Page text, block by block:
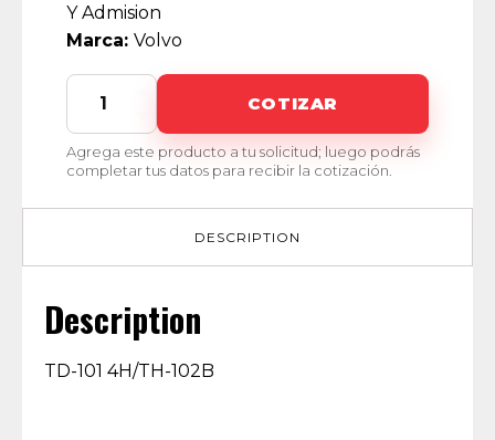
Y Admision
Marca: Volvo
276053-
quantity
COTIZAR
Agrega este producto a tu solicitud; luego podrás
completar tus datos para recibir la cotización.
DESCRIPTION
Description
TD-101 4H/TH-102B